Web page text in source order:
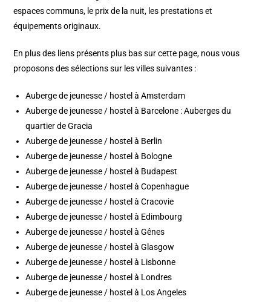
espaces communs, le prix de la nuit, les prestations et
équipements originaux.
En plus des liens présents plus bas sur cette page, nous vous
proposons des sélections sur les villes suivantes :
Auberge de jeunesse / hostel à Amsterdam
Auberge de jeunesse / hostel à Barcelone :Auberges du
quartier de Gracia
Auberge de jeunesse / hostel à Berlin
Auberge de jeunesse / hostel à Bologne
Auberge de jeunesse / hostel à Budapest
Auberge de jeunesse / hostel à Copenhague
Auberge de jeunesse / hostel à Cracovie
Auberge de jeunesse / hostel à Edimbourg
Auberge de jeunesse / hostel à Gênes
Auberge de jeunesse / hostel à Glasgow
Auberge de jeunesse / hostel à Lisbonne
Auberge de jeunesse / hostel à Londres
Auberge de jeunesse / hostel à Los Angeles